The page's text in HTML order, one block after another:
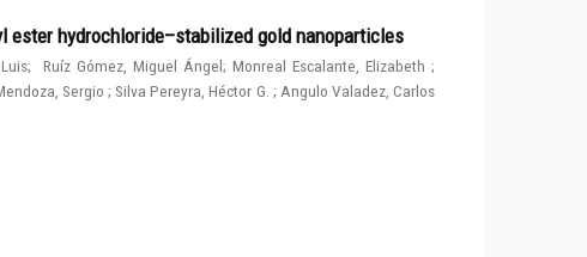
ester hydrochloride–stabilized gold nanoparticles
; Ruíz Gómez, Miguel Ángel; Monreal Escalante, Elizabeth;
Sergio; Silva Pereyra, Héctor G. ; Angulo Valadez, Carlos